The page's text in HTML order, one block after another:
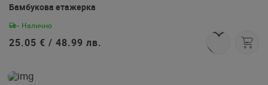
Бамбукова етажерка
- Налично
25.05 € / 48.99 лв.